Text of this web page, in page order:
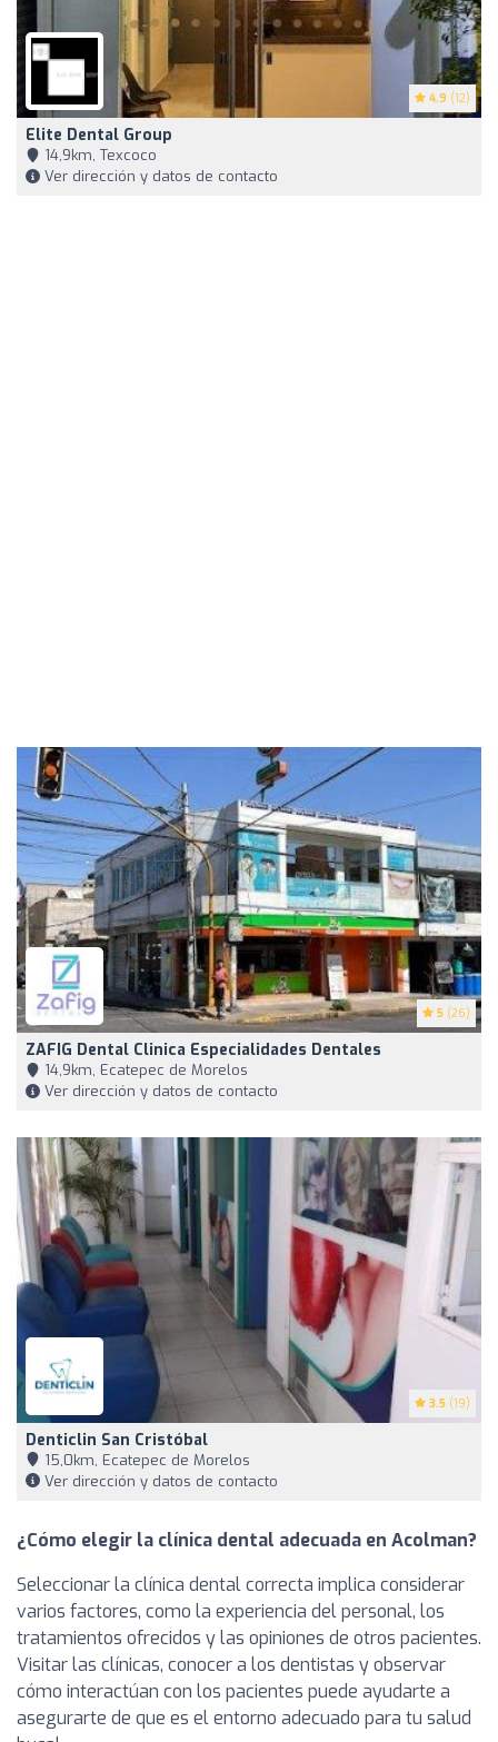
4.9 (12)
Elite Dental Group
14,9km, Texcoco
Ver dirección y datos de contacto
5 (26)
ZAFIG Dental Clinica Especialidades Dentales
14,9km, Ecatepec de Morelos
Ver dirección y datos de contacto
3.5 (19)
Denticlin San Cristóbal
15,0km, Ecatepec de Morelos
Ver dirección y datos de contacto
¿Cómo elegir la clínica dental adecuada en Acolman?
Seleccionar la clínica dental correcta implica considerar
varios factores, como la experiencia del personal, los
tratamientos ofrecidos y las opiniones de otros pacientes.
Visitar las clínicas, conocer a los dentistas y observar
cómo interactúan con los pacientes puede ayudarte a
asegurarte de que es el entorno adecuado para tu salud